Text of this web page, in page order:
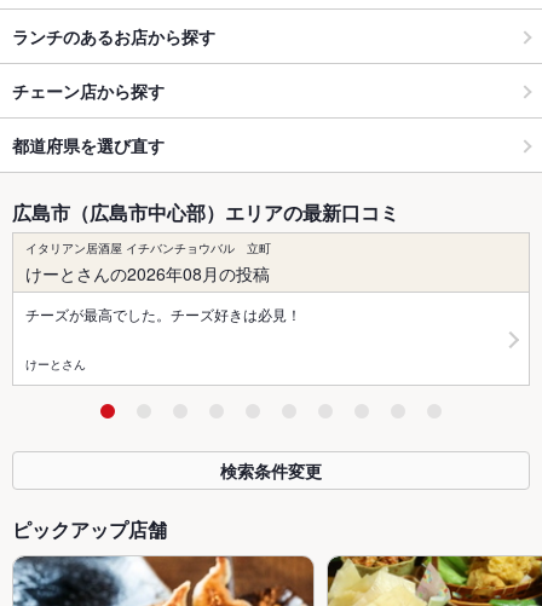
ランチのあるお店から探す
チェーン店から探す
都道府県を選び直す
広島市（広島市中心部）エリアの最新口コミ
イタリアン居酒屋 イチバンチョウバル 立町
けーとさんの2026年08月の投稿
チーズが最高でした。チーズ好きは必見！
けーとさん
検索条件変更
ピックアップ店舗